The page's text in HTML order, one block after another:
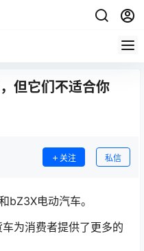
但它们不适合你
关注 私信
bZ3X电动汽车。
为消费者提供了更多的